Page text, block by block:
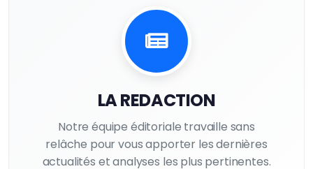
LA REDACTION
Notre équipe éditoriale travaille sans
relâche pour vous apporter les dernières
actualités et analyses les plus pertinentes.